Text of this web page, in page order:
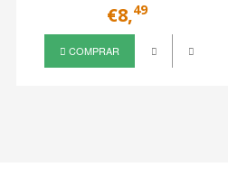
€8,49
COMPRAR